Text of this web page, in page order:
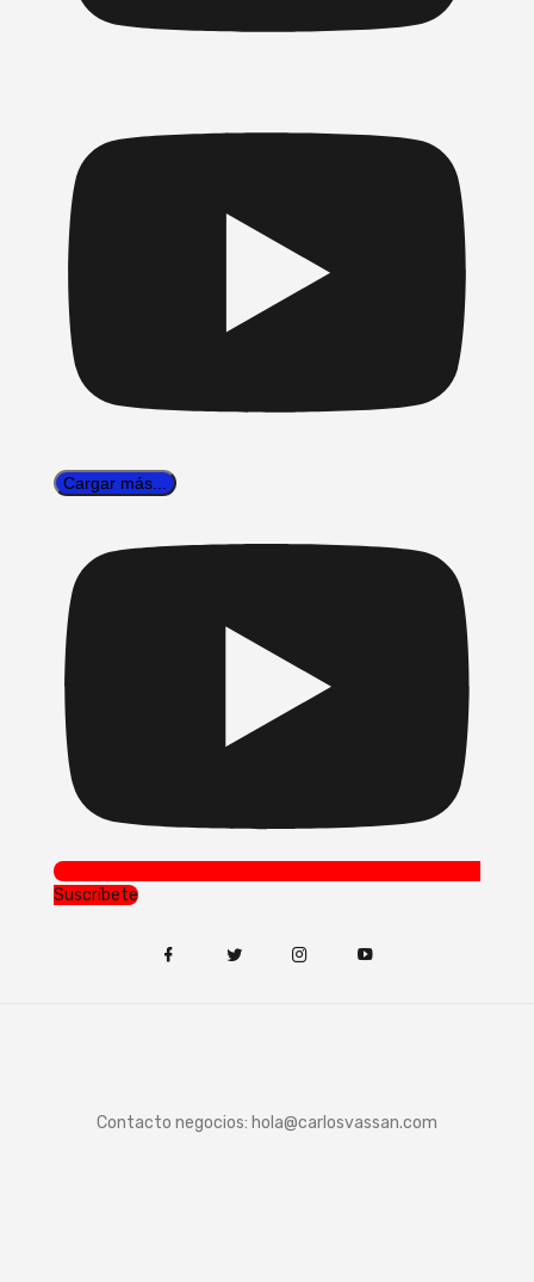
Cargar más...
Suscríbete
Contacto negocios: hola@carlosvassan.com